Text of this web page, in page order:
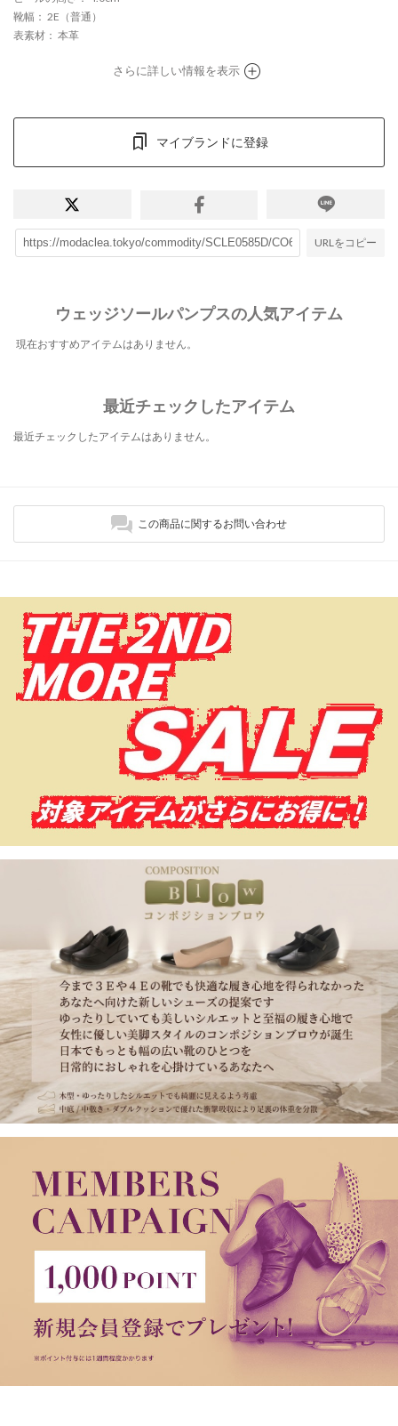
靴幅 ： 2E（普通）
表素材 ： 本革
さらに詳しい情報を表示
マイブランドに登録
URLをコピー
ウェッジソールパンプスの人気アイテム
現在おすすめアイテムはありません。
最近チェックしたアイテム
最近チェックしたアイテムはありません。
この商品に関するお問い合わせ